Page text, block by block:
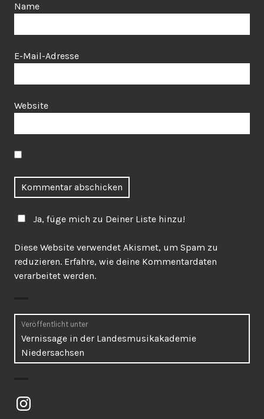
Name
E-Mail-Adresse
Website
Ja, füge mich zu Deiner Liste hinzu!
Diese Website verwendet Akismet, um Spam zu
reduzieren. Erfahre, wie deine Kommentardaten
verarbeitet werden.
Beitragsnavigation
Veröffentlicht unter
Vernissage in der Landesmusikakademie
Niedersachsen
Instagram